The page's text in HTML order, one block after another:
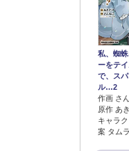
私、蜘
ーをテ
で、ス
ル…2
作画 さ
原作 あ
キャラ
案 タム